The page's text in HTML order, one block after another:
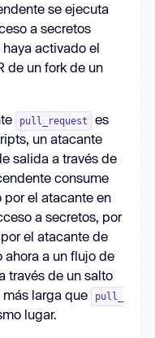
se ejecuta
a secretos
activado el
de un fork de un
pull_request
es
un atacante
salida a través de
consume
el atacante en
a secretos, por
el atacante de
ahora a un flujo de
través de un salto
larga que
pull_
lugar.